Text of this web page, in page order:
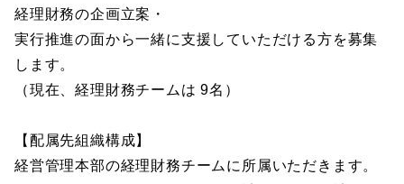
経理財務の企画立案・
実行推進の面から一緒に支援していただける方を募集
します。
（現在、経理財務チームは 9名）
【配属先組織構成】
経営管理本部の経理財務チームに所属いただきます。